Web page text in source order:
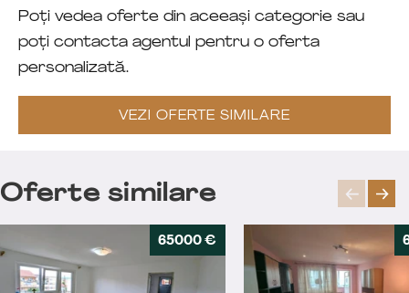
Poți vedea oferte din aceeași categorie sau
poți contacta agentul pentru o oferta
personalizată.
VEZI OFERTE SIMILARE
Oferte similare
65000 €